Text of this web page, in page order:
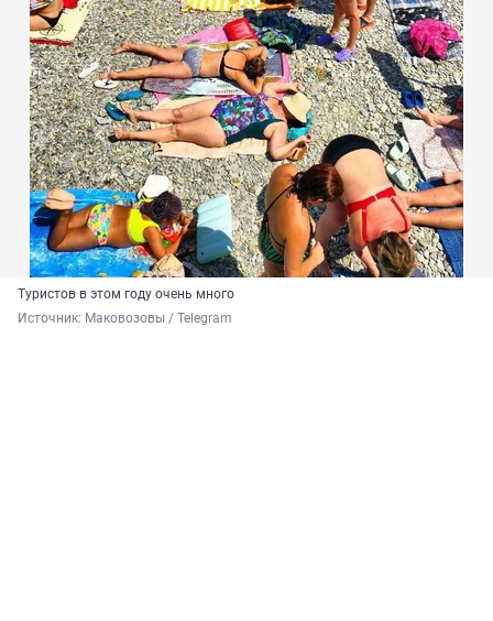
Туристов в этом году очень много
Источник: Маковозовы / Telegram